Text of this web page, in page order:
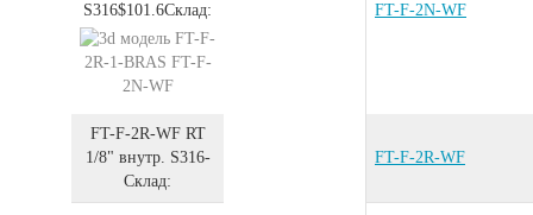
S316$101.6Склад: FT-F-2N-WF
FT-F-2R-WFRT
1/8" внутр. S316-
Склад:
FT-F-2R-WF